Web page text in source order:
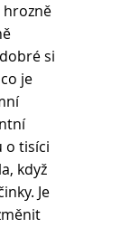
si
je
o tisíci
když
Je